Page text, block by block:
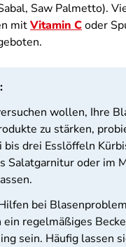
Saw Palmetto).
mitVitamin Coder
wollen, Ihre
zu stärken,
bis drei Esslöffeln
Salatgarnitur oder im
bei
ein regelmäßiges
sein. Häufig lassen